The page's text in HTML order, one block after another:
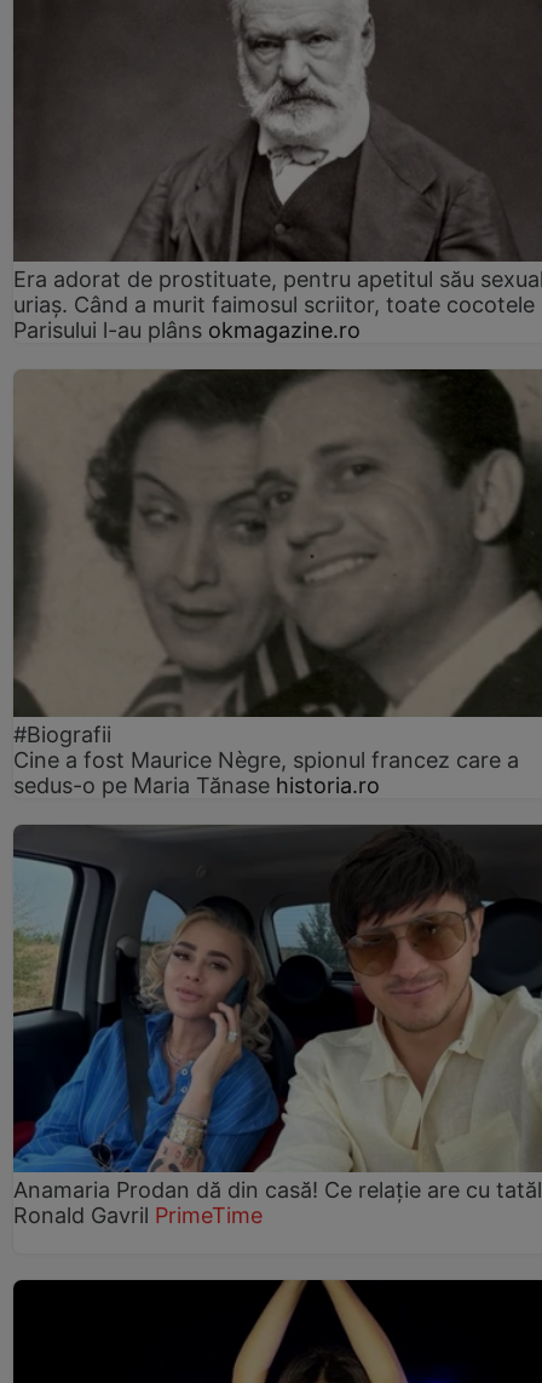
Era adorat de prostituate, pentru apetitul său
uriaș. Când a murit faimosul scriitor, toate cocotele
Parisului l-au plâns okmagazine.ro
#Biografii
Cine a fost Maurice Nègre, spionul francez care a
sedus-o pe Maria Tănase historia.ro
Anamaria Prodan dă din casă! Ce relație are cu
Ronald Gavril PrimeTime